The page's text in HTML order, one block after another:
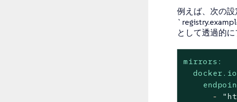
例えば、次の
として透過的に
mirrors:
-